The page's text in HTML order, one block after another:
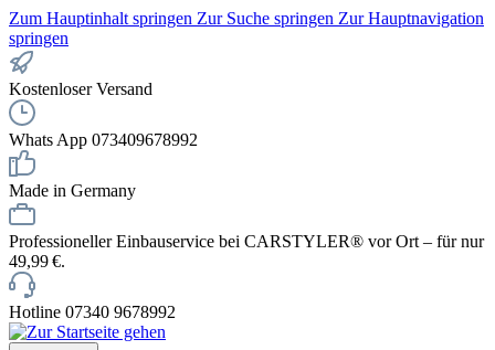
Zum Hauptinhalt springen Zur Suche springen Zur Hauptnavigation
springen
Kostenloser Versand
Whats App 073409678992
Made in Germany
Professioneller Einbauservice bei CARSTYLER® vor Ort – für nur
49,99 €.
Hotline 07340 9678992